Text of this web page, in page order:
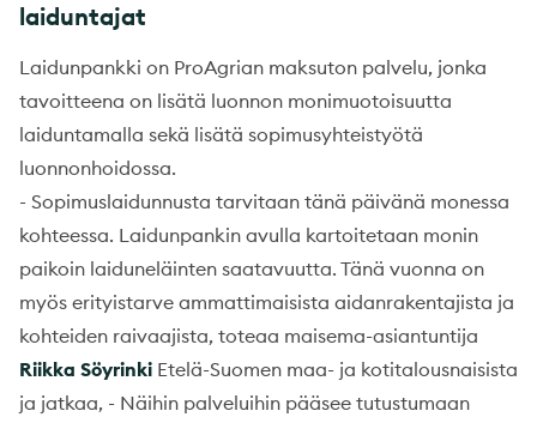
laiduntajat
Laidunpankki on ProAgrian maksuton palvelu, jonka
tavoitteena on lisätä luonnon monimuotoisuutta
laiduntamalla sekä lisätä sopimusyhteistyötä
luonnonhoidossa.
- Sopimuslaidunnusta tarvitaan tänä päivänä monessa
kohteessa. Laidunpankin avulla kartoitetaan monin
paikoin laiduneläinten saatavuutta. Tänä vuonna on
myös erityistarve ammattimaisista aidanrakentajista ja
kohteiden raivaajista, toteaa maisema-asiantuntija
Riikka Söyrinki Etelä-Suomen maa- ja kotitalousnaisista
ja jatkaa, - Näihin palveluihin pääsee tutustumaan